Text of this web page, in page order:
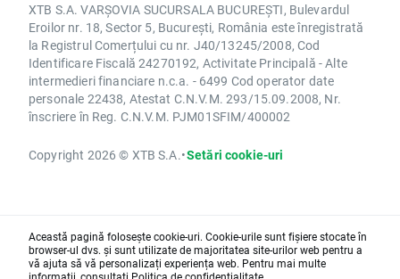
XTB S.A. VARȘOVIA SUCURSALA BUCUREȘTI, Bulevardul
Eroilor nr. 18, Sector 5, București, România este înregistrată
la Registrul Comerțului cu nr. J40/13245/2008, Cod
Identificare Fiscală 24270192, Activitate Principală - Alte
intermedieri financiare n.c.a. - 6499 Cod operator date
personale 22438, Atestat C.N.V.M. 293/15.09.2008, Nr.
înscriere în Reg. C.N.V.M. PJM01SFIM/400002
Copyright 2026 © XTB S.A.•Setări cookie-uri
Această pagină folosește cookie-uri. Cookie-urile sunt fișiere stocate în
browser-ul dvs. și sunt utilizate de majoritatea site-urilor web pentru a
vă ajuta să vă personalizați experiența web. Pentru mai multe